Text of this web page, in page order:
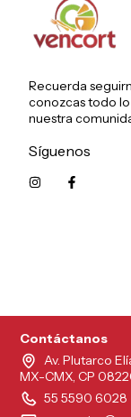
Recuerda
conozcas todo
nuestra
Síguenos
Contáctanos
Av. Plutarco
MX-CMX, CP
55 5590 6028